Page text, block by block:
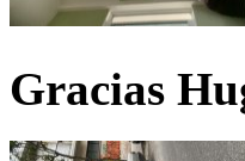
Gracias